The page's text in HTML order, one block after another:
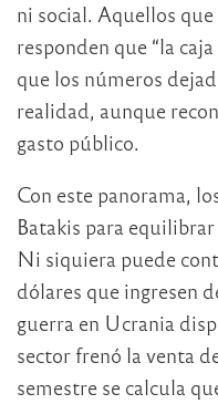
ni social. Aquellos
responden que “la
que los números
realidad, aunque
gasto público.
Con este panorama,
Batakis para
Ni siquiera puede
dólares que ingresen
guerra en Ucrania
sector frenó la venta
semestre se calcula